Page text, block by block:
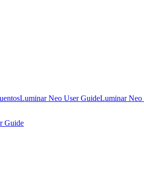
Luminar Neo User GuideLuminar Neo
Guide